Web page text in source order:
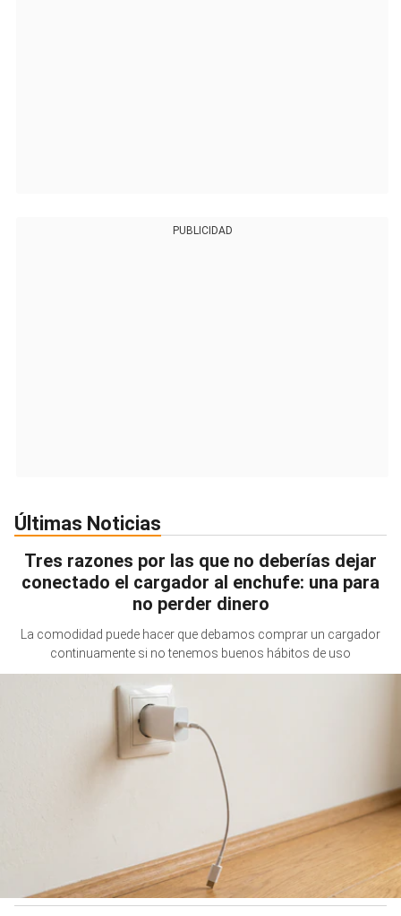
PUBLICIDAD
Últimas Noticias
Tres razones por las que no deberías dejar
conectado el cargador al enchufe: una para
no perder dinero
La comodidad puede hacer que debamos comprar un cargador
continuamente si no tenemos buenos hábitos de uso